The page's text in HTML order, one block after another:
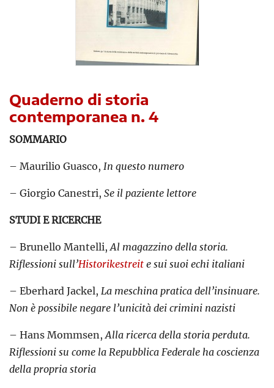
Quaderno di storia
contemporanea n. 4
SOMMARIO
– Maurilio Guasco, In questo numero
– Giorgio Canestri, Se il paziente lettore
STUDI E RICERCHE
– Brunello Mantelli,Al magazzino della storia.
Riflessioni sull’Historikestreit e sui suoi echi italiani
– Eberhard Jackel, La meschina pratica dell’insinuare.
Non è possibile negare l’unicità dei crimini nazisti
– Hans Mommsen,Alla ricerca della storia perduta.
Riflessioni su come la Repubblica Federale ha coscienza
della propria storia